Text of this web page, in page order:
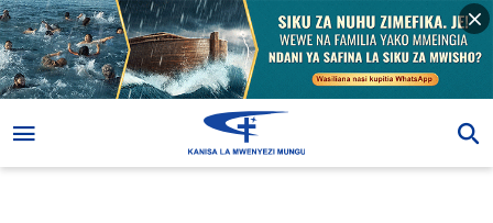
32. Roho Yangu Yakombolewa